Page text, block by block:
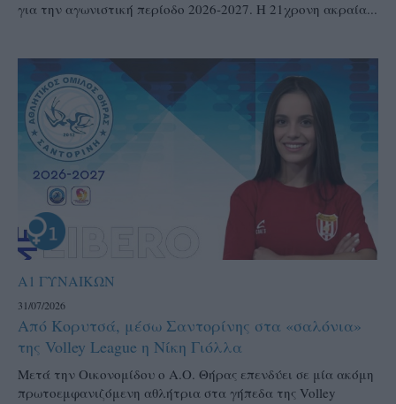
για την αγωνιστική περίοδο 2026-2027. Η 21χρονη ακραία...
Α1 ΓΥΝΑΙΚΩΝ
31/07/2026
Από Κορυτσά, μέσω Σαντορίνης στα «σαλόνια»
της Volley League η Νίκη Γιόλλα
Μετά την Οικονομίδου ο Α.Ο. Θήρας επενδύει σε μία ακόμη
πρωτοεμφανιζόμενη αθλήτρια στα γήπεδα της Volley